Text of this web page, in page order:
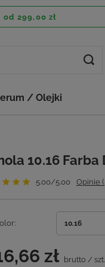
od 299,00 zł
/ Olejki
10.16 Farba
5.00/5.00 Opinie
10.16
zł brutto / szt.